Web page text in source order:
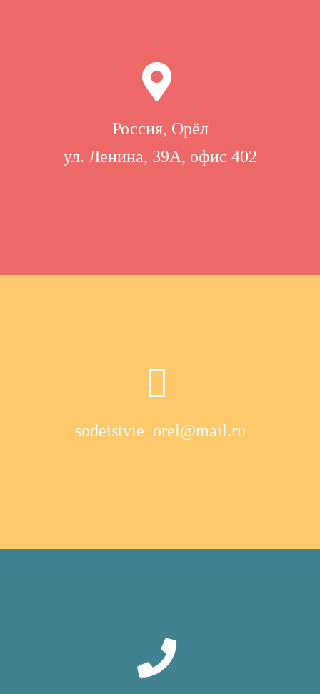
Россия, Орёл
ул. Ленина, 39А, офис 402
sodeistvie_orel@mail.ru